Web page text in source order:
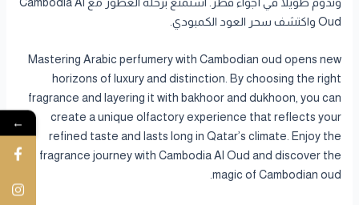
Oud واكتشف سحر العود الكمبودي.
Mastering Arabic perfumery with Cambodian oud opens new
horizons of luxury and distinction. By choosing the right
fragrance and layering it with bakhoor and dukhoon, you can
create a unique olfactory experience that reflects your
refined taste and lasts long in Qatar’s climate. Enjoy the
fragrance journey with Cambodia Al Oud and discover the
magic of Cambodian oud.
←